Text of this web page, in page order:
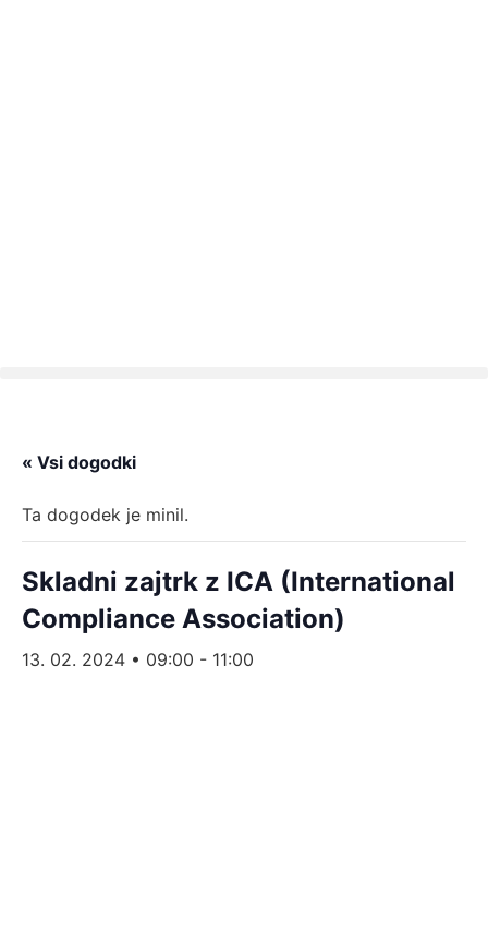
« Vsi dogodki
Ta dogodek je minil.
Skladni zajtrk z ICA (International
Compliance Association)
13. 02. 2024 • 09:00 - 11:00